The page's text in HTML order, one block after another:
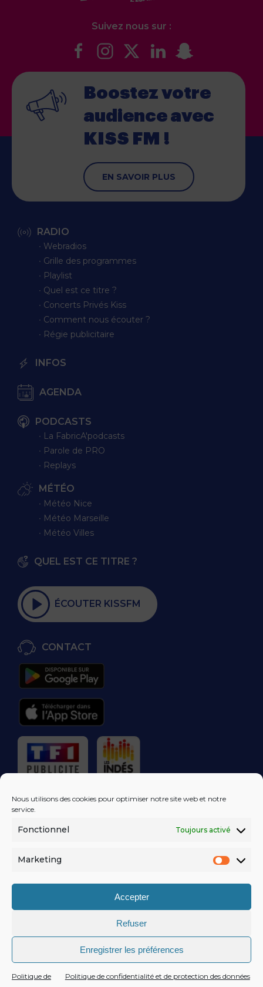
Nous utilisons des cookies pour optimiser notre site web et notre
service.
Fonctionnel Toujours activé
Marketing
Accepter
Refuser
Enregistrer les préférences
Politique de
Politique de confidentialité et de protection des données
Suivez nous sur :
Boostez votre
audience avec
KISS FM !
EN SAVOIR PLUS
RADIO
∙ Webradios
∙ Grille des programmes
∙ Playlist
∙ Quel est ce titre ?
∙ Concerts Privés Kiss
∙ Comment nous écouter ?
∙ Régie publicitaire
INFOS
AGENDA
PODCASTS
∙ La FabricA'podcasts
∙ Parole de PRO
∙ Replays
MÉTÉO
∙ Météo Nice
∙ Météo Marseille
∙ Météo Villes
QUEL EST CE TITRE ?
ÉCOUTER KISSFM
CONTACT
RÉGIE PUBLICITAIRE
LES EXCLUS
DANS VOTRE
MENTIONS LÉGALES
POLITIQUE DE CONFIDENTIALITÉ
AGENCE EQUINOXAL